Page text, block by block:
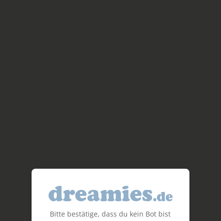
Bitte bestätige, dass du kein Bot bist